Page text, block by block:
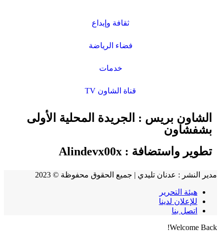
ثقافة وإبداع
فضاء الرياضة
خدمات
قناة الشاون TV
الشاون بريس : الجريدة المحلية الأولى
بشفشاون
تطوير واستضافة : Alindevx00x
مدير النشر : عدنان تليدي | جميع الحقوق محفوظة © 2023
هيئة التحرير
للإعلان لدينا
اتصل بنا
Welcome Back!